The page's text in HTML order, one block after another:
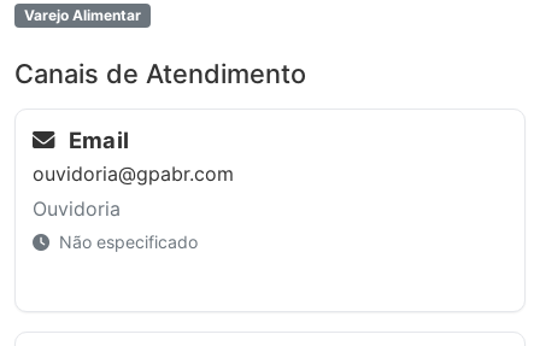
Varejo Alimentar
Canais de Atendimento
Email
ouvidoria@gpabr.com
Ouvidoria
Não especificado